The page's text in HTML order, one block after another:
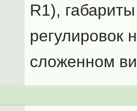
R1),
регулировок
сложенном